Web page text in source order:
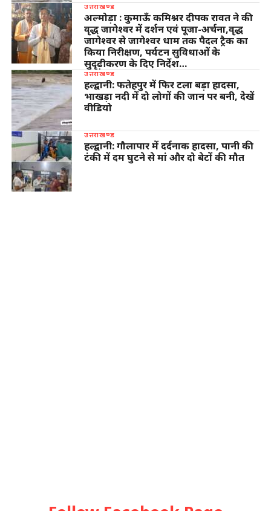
उत्तराखण्ड
अल्मोड़ा : कुमाऊँ कमिश्नर दीपक रावत ने की
वृद्ध जागेश्वर में दर्शन एवं पूजा-अर्चना,वृद्ध
जागेश्वर से जागेश्वर धाम तक पैदल ट्रैक का
किया निरीक्षण, पर्यटन सुविधाओं के
सुदृढ़ीकरण के दिए निर्देश…
उत्तराखण्ड
हल्द्वानी: फतेहपुर में फिर टला बड़ा हादसा,
भाखड़ा नदी में दो लोगों की जान पर बनी, देखें
वीडियो
उत्तराखण्ड
हल्द्वानी: गौलापार में दर्दनाक हादसा, पानी की
टंकी में दम घुटने से मां और दो बेटों की मौत